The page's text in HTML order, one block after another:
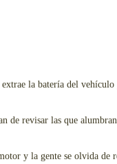
la batería del
revisar las que alumbran
y la gente se olvida